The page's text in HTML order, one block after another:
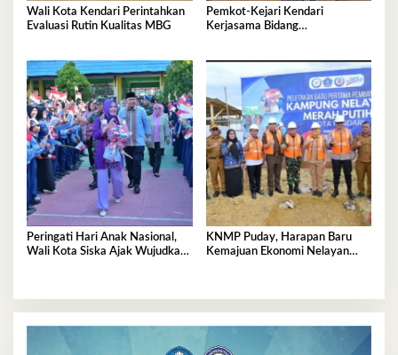
Wali Kota Kendari Perintahkan
Evaluasi Rutin Kualitas MBG
Pemkot-Kejari Kendari
Kerjasama Bidang
Peringati Hari Anak Nasional,
Wali Kota Siska Ajak Wujudkan
KNMP Puday, Harapan Baru
Kemajuan Ekonomi Nelayan